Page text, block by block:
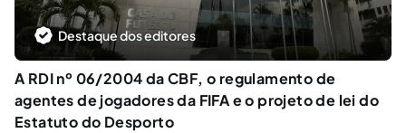
Destaque dos editores
A RDI nº 06/2004 da CBF, o regulamento de
agentes de jogadores da FIFA e o projeto de lei do
Estatuto do Desporto